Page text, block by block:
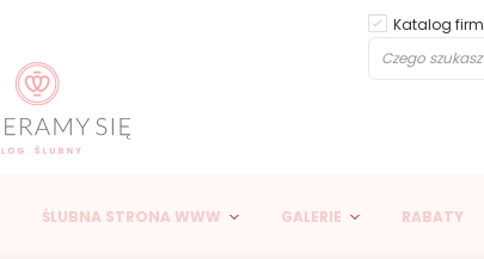
Katalog firm
ŚLUBNA STRONA WWW GALERIE RABATY